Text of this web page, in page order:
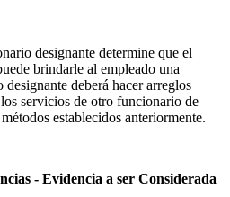
designante determine que el
brindarle al empleado una
deberá hacer arreglos
servicios de otro funcionario de
establecidos anteriormente.
- Evidencia a ser Considerada